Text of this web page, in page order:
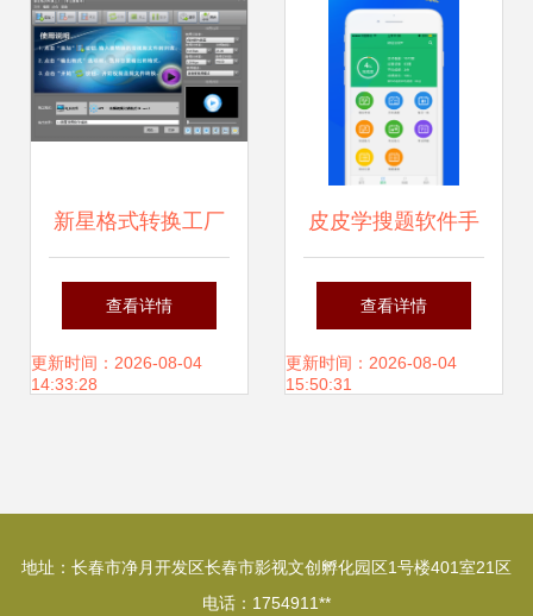
新星格式转换工厂
通信技术革新与应
用实践
查看详情
更新时间：2026-08-04
14:33:28
皮皮学搜题软件手
机版 你的随身智能
学习助手
查看详情
更新时间：2026-08-04
15:50:31
地址：长春市净月开发区长春市影视文创孵化园区1号楼401室21区
电话：1754911**